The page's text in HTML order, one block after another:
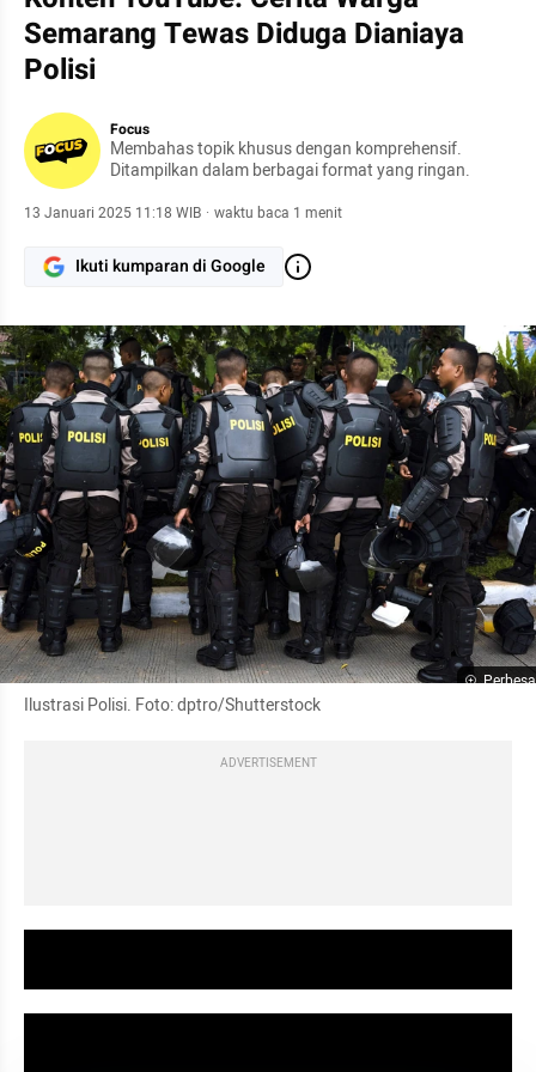
Semarang Tewas Diduga Dianiaya
Polisi
Focus
Membahas topik khusus dengan komprehensif.
Ditampilkan dalam berbagai format yang ringan.
13 Januari 2025 11:18 WIB · waktu baca 1 menit
Ikuti kumparan di Google
Ilustrasi Polisi. Foto: dptro/Shutterstock
ADVERTISEMENT